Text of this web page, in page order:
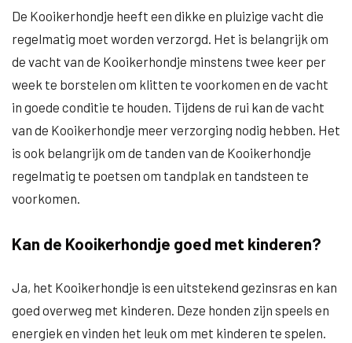
De Kooikerhondje heeft een dikke en pluizige vacht die
regelmatig moet worden verzorgd. Het is belangrijk om
de vacht van de Kooikerhondje minstens twee keer per
week te borstelen om klitten te voorkomen en de vacht
in goede conditie te houden. Tijdens de rui kan de vacht
van de Kooikerhondje meer verzorging nodig hebben. Het
is ook belangrijk om de tanden van de Kooikerhondje
regelmatig te poetsen om tandplak en tandsteen te
voorkomen.
Kan de Kooikerhondje goed met kinderen?
Ja, het Kooikerhondje is een uitstekend gezinsras en kan
goed overweg met kinderen. Deze honden zijn speels en
energiek en vinden het leuk om met kinderen te spelen.